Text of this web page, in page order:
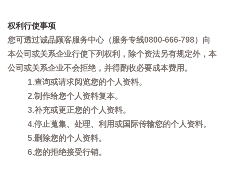
权利行使事项
您可透过诚品顾客服务中心（服务专线0800-666-798）向
本公司或关系企业行使下列权利，除个资法另有规定外，本
公司或关系企业不会拒绝，并得酌收必要成本费用。
1.查询或请求阅览您的个人资料。
2.制作给您个人资料复本。
3.补充或更正您的个人资料。
4.停止蒐集、处理、利用或国际传输您的个人资料。
5.删除您的个人资料。
6.您的拒绝接受行销。